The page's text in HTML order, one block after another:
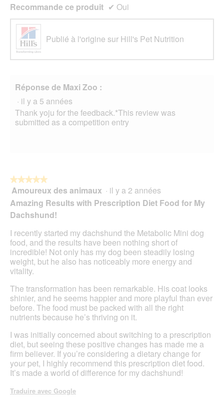
Recommande ce produit ✔ Oui
Publié à l'origine sur Hill's Pet Nutrition
Réponse de Maxi Zoo :
· il y a 5 années
Thank yoju for the feedback.*This review was
submitted as a competition entry
★★★★★
★★★★★
5
sur
étoiles.
Amoureux des animaux · il y a 2 années
Amazing Results with Prescription Diet Food for My
Dachshund!
I recently started my dachshund the Metabolic Mini dog
food, and the results have been nothing short of
incredible! Not only has my dog been steadily losing
weight, but he also has noticeably more energy and
vitality.
The transformation has been remarkable. His coat looks
shinier, and he seems happier and more playful than ever
before. The food must be packed with all the right
nutrients because he’s thriving on it.
I was initially concerned about switching to a prescription
diet, but seeing these positive changes has made me a
firm believer. If you’re considering a dietary change for
your pet, I highly recommend this prescription diet food.
It’s made a world of difference for my dachshund!
Traduire avec Google